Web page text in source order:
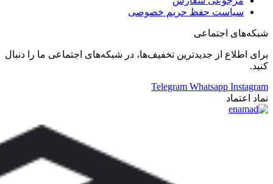
سیاست حفظ حریم خصوصی
شبکه‌های اجتماعی
برای اطلاع از جدید‌ترین تخفیف‌ها، در شبکه‌های اجتماعی ما را دنبال
کنید.
Telegram Whatsapp Instagram
نماد اعتماد